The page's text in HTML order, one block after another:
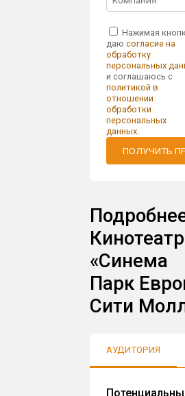
Нажимая
даюсогласие на
обработку
персональных
и соглашаюсь с
политикой в
отношении
обработки
персональных
данных
ПОЛУЧИТЬ
Кинотеатр
«Синема
Парк
Сити
АУДИТОРИЯ